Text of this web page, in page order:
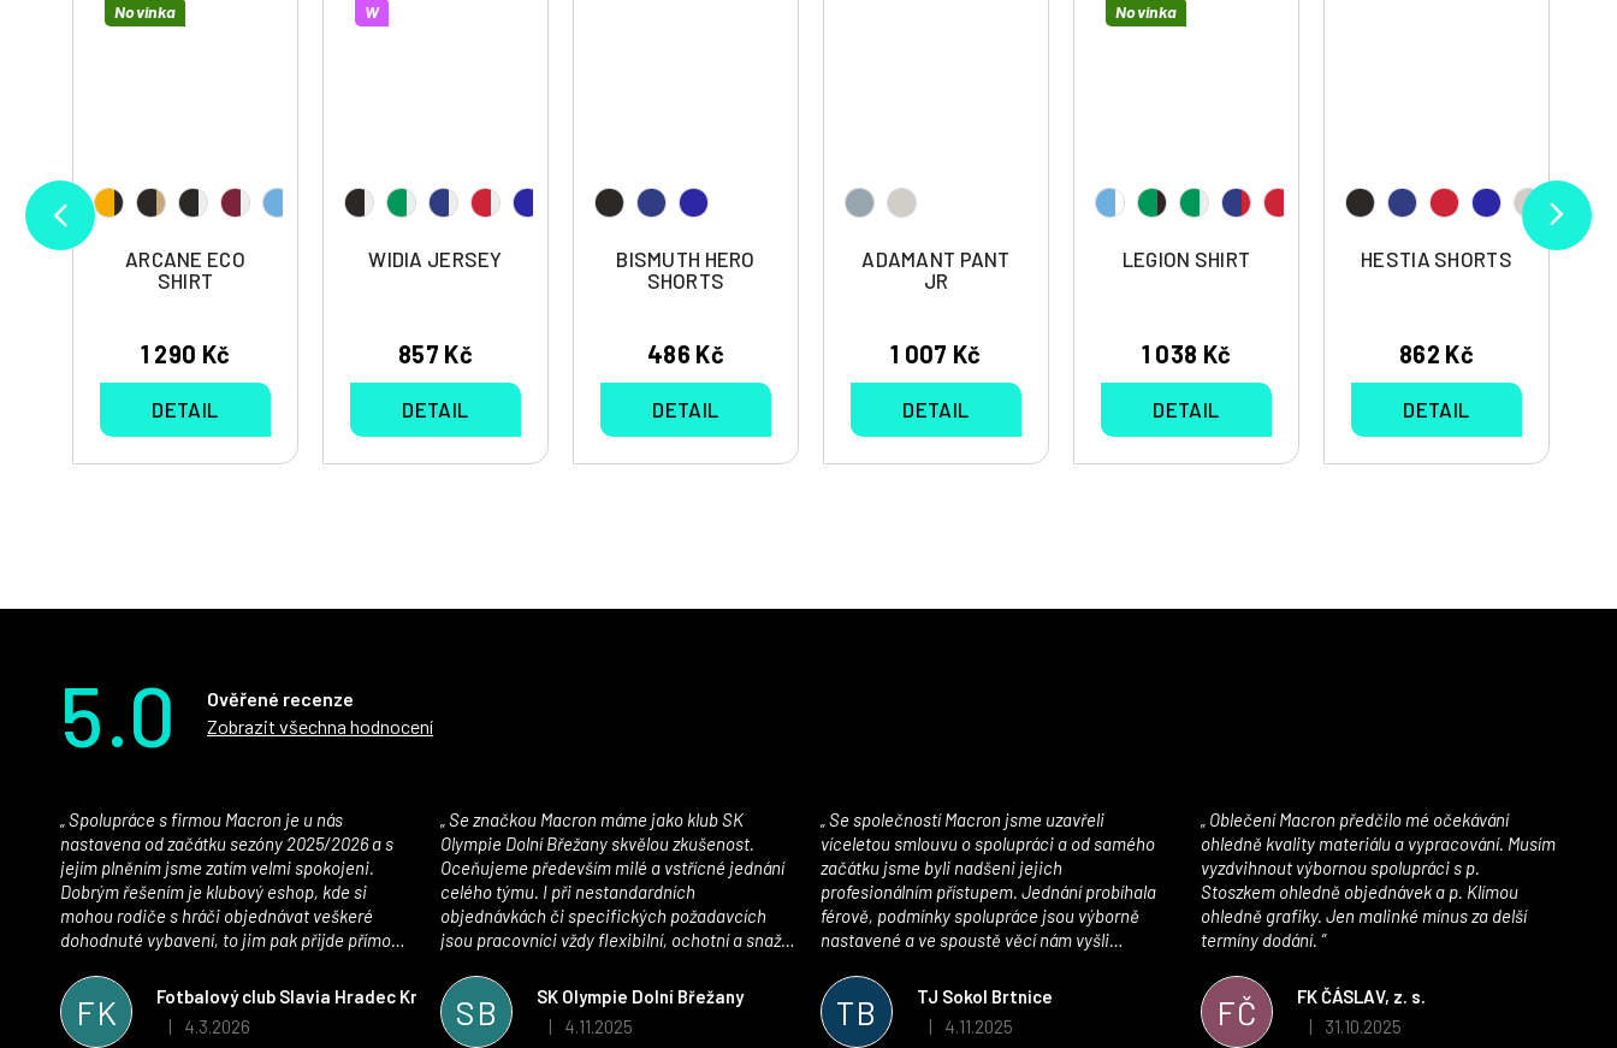
Novinka
ARCANE ECO
SHIRT
1 290 Kč
DETAIL
W
WIDIA JERSEY
857 Kč
DETAIL
BISMUTH HERO
SHORTS
486 Kč
DETAIL
ADAMANT PANT
JR
1 007 Kč
DETAIL
Novinka
LEGION SHIRT
1 038 Kč
DETAIL
HESTIA SHORTS
862 Kč
DETAIL
5.0
Ověřené recenze
Zobrazit všechna hodnocení
FK
Fotbalový club Slavia Hradec Králové z.s.
Hodnocení obchodu je 5 z 5 hvězdiček.
4.3.2026
nastavena od začátku sezóny 2025/2026 a s
jejím plněním jsme zatím velmi spokojeni.
Dobrým řešením je klubový eshop, kde si
mohou rodiče s hráči objednávat veškeré
dohodnuté vybavení, to jim pak přijde přímo
oblečením jsme spokojeni, stejně tak s
komunikací a snahou řešit všechny záležitosti
velmi rychle a ke spokojenosti obou stran.
SB
SK Olympie Dolní Břežany
Hodnocení obchodu je 5 z 5 hvězdiček.
4.11.2025
Olympie Dolní Břežany skvělou zkušenost.
Oceňujeme především milé a vstřícné jednání
celého týmu. I při nestandardních
objednávkách či specifických požadavcích
jsou pracovníci vždy flexibilní, ochotní a snaží
vynikající a plně odpovídá potřebám
sportovního klubu!
TB
TJ Sokol Brtnice
Hodnocení obchodu je 5 z 5 hvězdiček.
4.11.2025
víceletou smlouvu o spolupráci a od samého
začátku jsme byli nadšeni jejich
profesionálním přístupem. Jednání probíhala
férově, podmínky spolupráce jsou výborně
nastavené a ve spoustě věcí nám vyšli
velmi kvalitní a příjemné na nošení. Velmi
oceňujeme také vytvoření klubového e-shopu,
který je perfektně zpracovaný a výrazně nám
FČ
FK ČÁSLAV, z. s.
Hodnocení obchodu je 5 z 5 hvězdiček.
31.10.2025
ohledně kvality materiálu a vypracování. Musím
vyzdvihnout výbornou spolupráci s p.
Stoszkem ohledně objednávek a p. Klímou
ohledně grafiky. Jen malinké mínus za delší
termíny dodání.